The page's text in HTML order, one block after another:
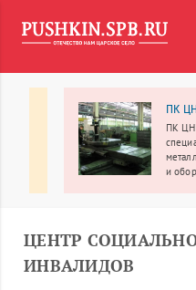
ПК
ПК
и
ЦЕНТР
ИНВАЛИДОВ